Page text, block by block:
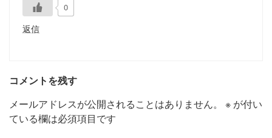
0
返信
コメントを残す
メールアドレスが公開されることはありません。
※ が付い
ている欄は必須項目です